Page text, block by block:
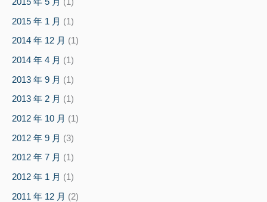
2015 年 1 月 (1)
2014 年 12 月 (1)
2014 年 4 月 (1)
2013 年 9 月 (1)
2013 年 2 月 (1)
2012 年 10 月 (1)
2012 年 9 月 (3)
2012 年 7 月 (1)
2012 年 1 月 (1)
2011 年 12 月 (2)